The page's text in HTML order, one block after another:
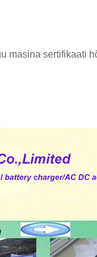
masina sertifikaati